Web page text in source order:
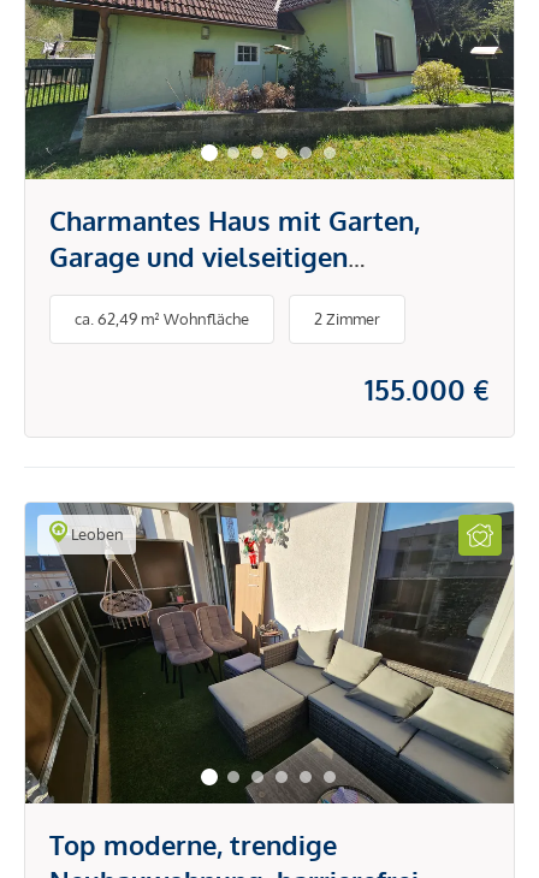
Charmantes Haus mit Garten,
Garage und vielseitigen
Nutzungsmöglichkeiten - ideal
auch als Wochenend- oder
ca. 62,49 m² Wohnfläche 2 Zimmer
155.000 €
Leoben
Top moderne, trendige